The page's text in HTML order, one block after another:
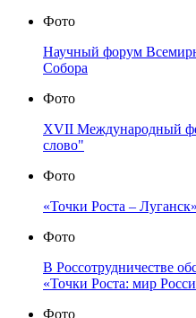
Фото
Научный форум
Собора
Фото
XVII Международный
слово"
Фото
«Точки Роста – Луганск»
Фото
В Россотрудничестве
«Точки Роста: мир
Фото